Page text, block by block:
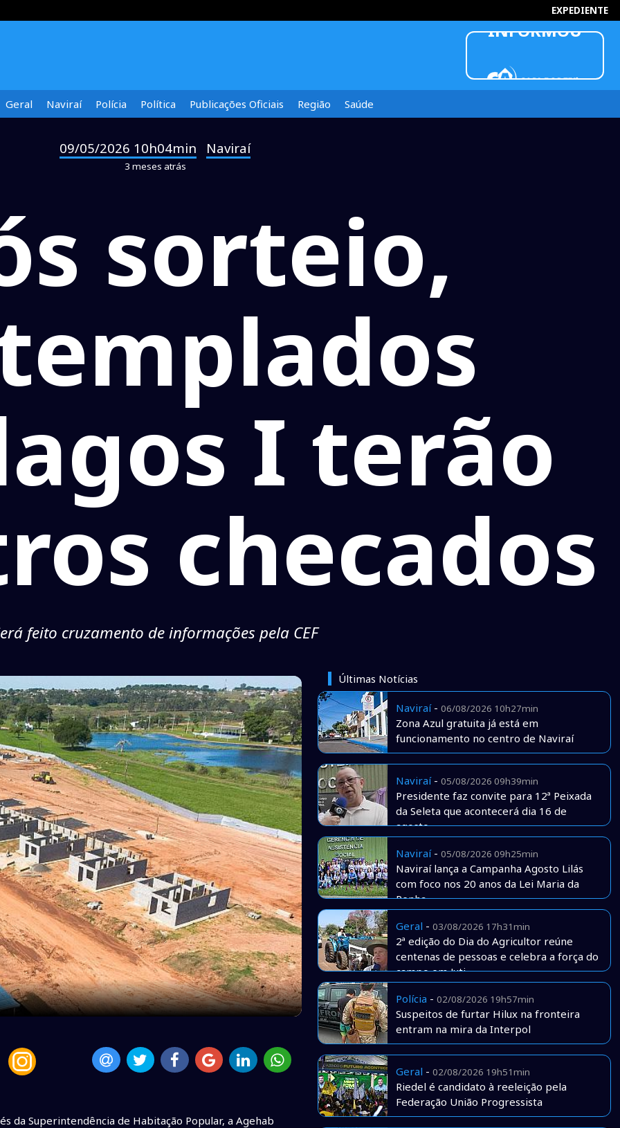
EXPEDIENTE
INFORMOU
Geral Naviraí Polícia Política Publicações Oficiais Região Saúde
09/05/2026 10h04min Naviraí
3 meses atrás
sorteio,
I terão
checados
feito cruzamento de informações pela CEF
da Superintendência de Habitação Popular, a Agehab
Últimas Notícias
Naviraí- 06/08/2026 10h27min
Zona Azul gratuita já está em
funcionamento no centro de Naviraí
Naviraí- 05/08/2026 09h39min
Presidente faz convite para 12ª Peixada
da Seleta que acontecerá dia 16 de
agosto
Naviraí- 05/08/2026 09h25min
Naviraí lança a Campanha Agosto Lilás
com foco nos 20 anos da Lei Maria da
Penha
Geral - 03/08/2026 17h31min
2ª edição do Dia do Agricultor reúne
centenas de pessoas e celebra a força do
campo em Juti
Polícia - 02/08/2026 19h57min
Suspeitos de furtar Hilux na fronteira
entram na mira da Interpol
Geral - 02/08/2026 19h51min
Riedel é candidato à reeleição pela
Federação União Progressista